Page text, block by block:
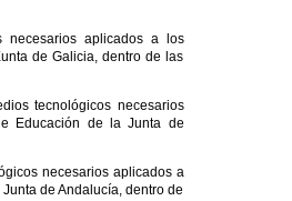
necesarios aplicados a los
de Galicia, dentro de las
tecnológicos necesarios
Educación de la Junta de
necesarios aplicados a
de Andalucía, dentro de